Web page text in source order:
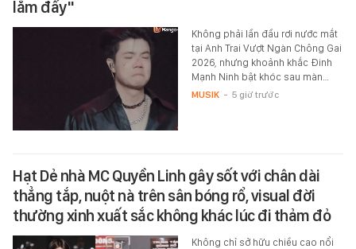
lắm đấy"
Không phải lần đầu rơi nước mắt
tại Anh Trai Vượt Ngàn Chông Gai
2026, nhưng khoảnh khắc Đinh
Mạnh Ninh bật khóc sau màn…
MUSIK - 5 giờ trước
Hạt Dẻ nhà MC Quyền Linh gây sốt với chân dài
thẳng tắp, nuột nà trên sân bóng rổ, visual đời
thường xinh xuất sắc không khác lúc đi thảm đỏ
Không chỉ sở hữu chiều cao nổi